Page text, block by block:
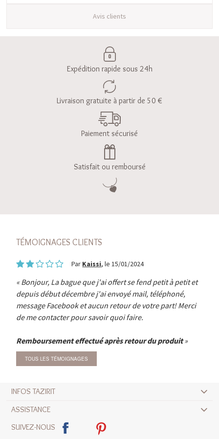
Avis clients
Expédition rapide sous 24h
Livraison gratuite à partir de 50 €
Paiement sécurisé
Satisfait ou remboursé
TÉMOIGNAGES CLIENTS
Par Kaissi, le 15/01/2024
Bonjour, La bague que j'ai offert se fend petit à petit et
depuis début décembre j'ai envoyé mail, téléphoné,
message Facebook et aucun retour de votre part! Merci
de me contacter pour savoir quoi faire.
Remboursement effectué après retour du produit
TOUS LES TÉMOIGNAGES
INFOS TAZIRIT
ASSISTANCE
SUIVEZ-NOUS